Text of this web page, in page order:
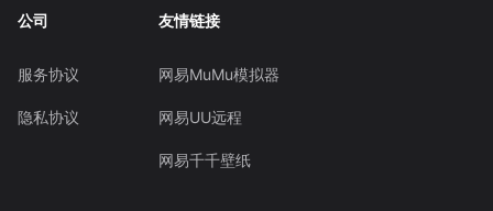
公司
服务协议
隐私协议
友情链接
网易MuMu模拟器
网易UU远程
网易千千壁纸